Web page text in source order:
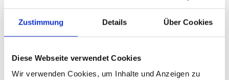
Zustimmung Details Über Cookies
Diese Webseite verwendet Cookies
Wir verwenden Cookies, um Inhalte und Anzeigen zu
ADRESSETIKETTEN IN WEIHNACHTLICHEM
DESIGN: INDIVIDUELLE AUFKLEBER FÜR IHRE
Nicht nur im privaten Umfeld ist Weihnachtspost beliebt,